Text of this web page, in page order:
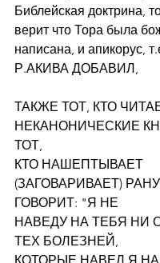
Библейская доктрина,
верит что Тора была
написана, и апикорус,
Р.АКИВА ДОБАВИЛ,
ТАКЖЕ ТОТ, КТО
НЕКАНОНИЧЕСКИЕ
ТОТ,
КТО НАШЕПТЫВАЕТ
(ЗАГОВАРИВАЕТ)
ГОВОРИТ: "Я НЕ
НАВЕДУ НА ТЕБЯ НИ
ТЕХ БОЛЕЗНЕЙ,